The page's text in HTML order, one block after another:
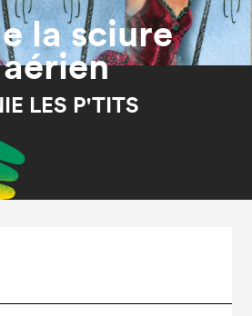
la sciure
LES P'TITS